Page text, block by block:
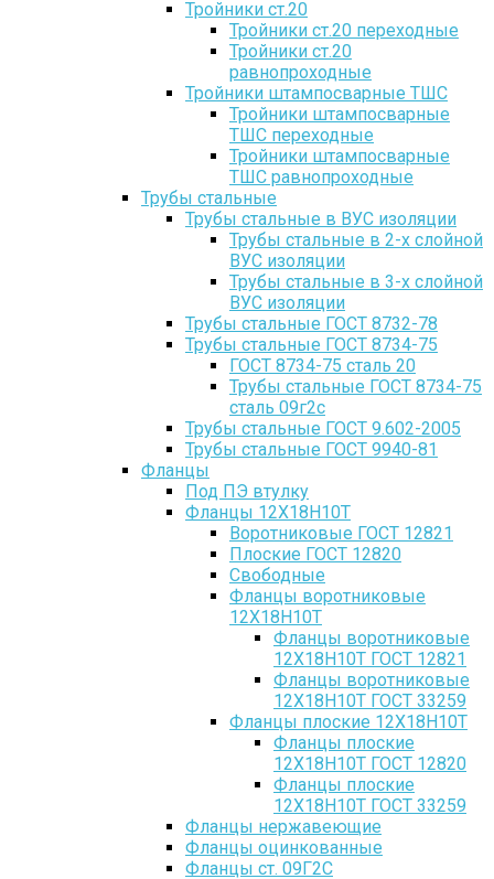
Тройники ст.20
Тройники ст.20 переходные
Тройники ст.20
равнопроходные
Тройники штампосварные ТШС
Тройники штампосварные
ТШС переходные
Тройники штампосварные
ТШС равнопроходные
Трубы стальные
Трубы стальные в ВУС изоляции
Трубы стальные в 2-х слойной
ВУС изоляции
Трубы стальные в 3-х слойной
ВУС изоляции
Трубы стальные ГОСТ 8732-78
Трубы стальные ГОСТ 8734-75
ГОСТ 8734-75 сталь 20
Трубы стальные ГОСТ 8734-75
сталь 09г2с
Трубы стальные ГОСТ 9.602-2005
Трубы стальные ГОСТ 9940-81
Фланцы
Под ПЭ втулку
Фланцы 12Х18Н10Т
Воротниковые ГОСТ 12821
Плоские ГОСТ 12820
Свободные
Фланцы воротниковые
12Х18Н10Т
Фланцы воротниковые
12Х18Н10Т ГОСТ 12821
Фланцы воротниковые
12Х18Н10Т ГОСТ 33259
Фланцы плоские 12Х18Н10Т
Фланцы плоские
12Х18Н10Т ГОСТ 12820
Фланцы плоские
12Х18Н10Т ГОСТ 33259
Фланцы нержавеющие
Фланцы оцинкованные
Фланцы ст. 09Г2С